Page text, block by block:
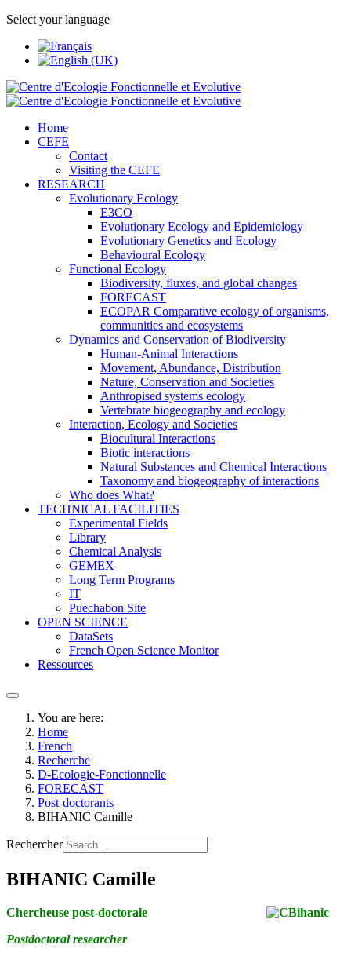
Select your language
Home
CEFE
Contact
Visiting the CEFE
RESEARCH
Evolutionary Ecology
E3CO
Evolutionary Ecology and Epidemiology
Evolutionary Genetics and Ecology
Behavioural Ecology
Functional Ecology
Biodiversity, fluxes, and global changes
FORECAST
ECOPAR Comparative ecology of organisms,
communities and ecosystems
Dynamics and Conservation of Biodiversity
Human-Animal Interactions
Movement, Abundance, Distribution
Nature, Conservation and Societies
Anthropised systems ecology
Vertebrate biogeography and ecology
Interaction, Ecology and Societies
Biocultural Interactions
Biotic interactions
Natural Substances and Chemical Interactions
Taxonomy and biogeography of interactions
Who does What?
TECHNICAL FACILITIES
Experimental Fields
Library
Chemical Analysis
GEMEX
Long Term Programs
IT
Puechabon Site
OPEN SCIENCE
DataSets
French Open Science Monitor
Ressources
You are here:
Home
French
Recherche
D-Ecologie-Fonctionnelle
FORECAST
Post-doctorants
BIHANIC Camille
Rechercher
BIHANIC Camille
Chercheuse post-doctorale
Postdoctoral researcher